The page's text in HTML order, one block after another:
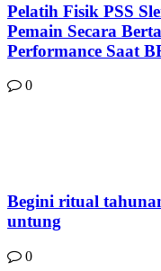
Pelatih Fisik PSS
Pemain Secara
Performance Saat
0
Begini ritual
untung
0